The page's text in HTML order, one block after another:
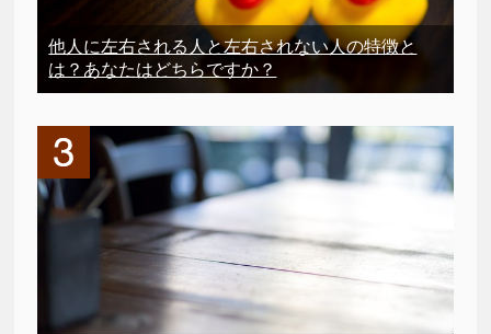
他人に左右される人と左右されない人の特徴と
は？あなたはどちらですか？